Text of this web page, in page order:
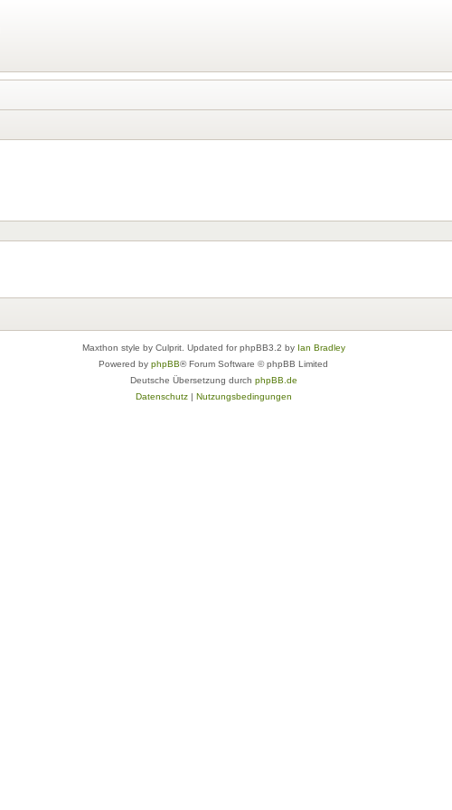
Maxthon style by Culprit. Updated for phpBB3.2 by Ian Bradley
Powered by phpBB® Forum Software © phpBB Limited
Deutsche Übersetzung durch phpBB.de
Datenschutz| Nutzungsbedingungen